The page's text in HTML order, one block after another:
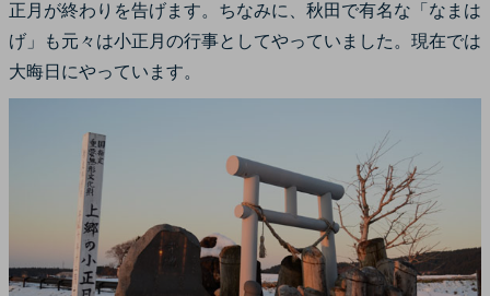
正月が終わりを告げます。ちなみに、秋田で有名な「なまは
げ」も元々は小正月の行事としてやっていました。現在では
大晦日にやっています。